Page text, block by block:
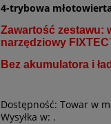
4-trybowa
Zawartość zestawu:
narzędziowy
Bez akumulatora i
Dostępność: Towar w
Wysyłka w: .